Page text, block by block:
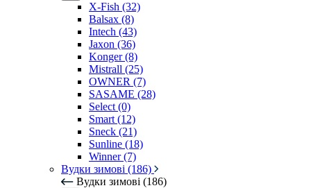
X-Fish (32)
Balsax (8)
Intech (43)
Jaxon (36)
Konger (8)
Mistrall (25)
OWNER (7)
SASAME (28)
Select (0)
Smart (12)
Sneck (21)
Sunline (18)
Winner (7)
Вудки зимові (186)
Вудки зимові (186)